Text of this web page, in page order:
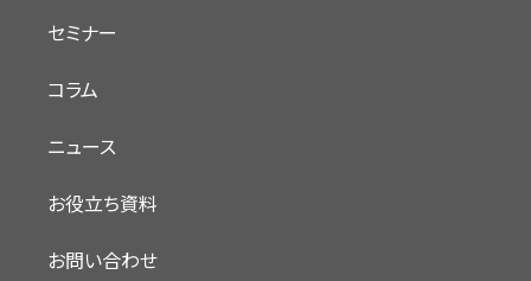
セミナー
コラム
ニュース
お役立ち資料
お問い合わせ